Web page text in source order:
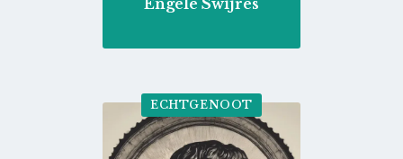
Engele Swijres
ECHTGENOOT
Go
to
profile